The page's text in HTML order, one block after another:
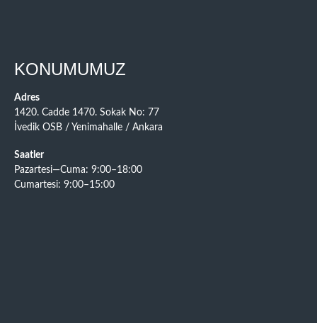
KONUMUMUZ
Adres
1420. Cadde 1470. Sokak No: 77
İvedik OSB / Yenimahalle / Ankara
Saatler
Pazartesi—Cuma: 9:00–18:00
Cumartesi: 9:00–15:00